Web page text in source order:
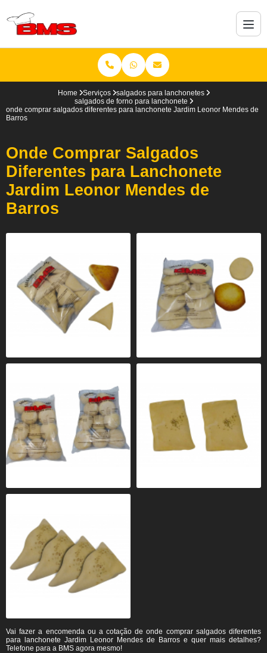
Home Serviços
salgados para lanchonetes
salgados de forno para lanchonete
onde comprar salgados diferentes para lanchonete Jardim Leonor Mendes de
Barros
Onde Comprar Salgados
Diferentes para Lanchonete
Jardim Leonor Mendes de
Barros
Vai fazer a encomenda ou a cotação de onde comprar salgados diferentes
para lanchonete Jardim Leonor Mendes de Barros e quer mais detalhes?
Telefone para a BMS agora mesmo!